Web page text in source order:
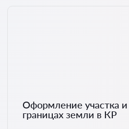
Оформление участка
границах земли в КР